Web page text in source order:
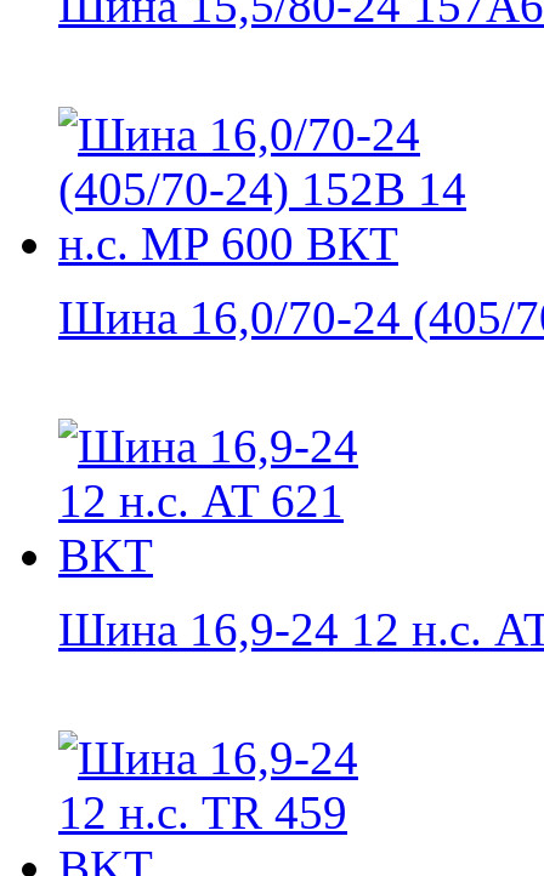
Шина 16,0/70-24 (405/
Шина 16,9-24 12 н.с.